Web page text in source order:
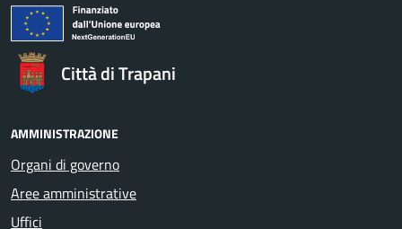
Città di Trapani
AMMINISTRAZIONE
Organi di governo
Aree amministrative
Uffici